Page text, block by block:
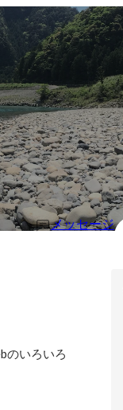
メッセージ
のいろいろ